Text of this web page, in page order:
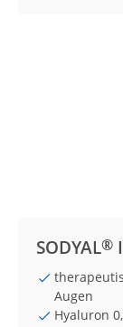
SODYAL®
Augen
Hyaluron